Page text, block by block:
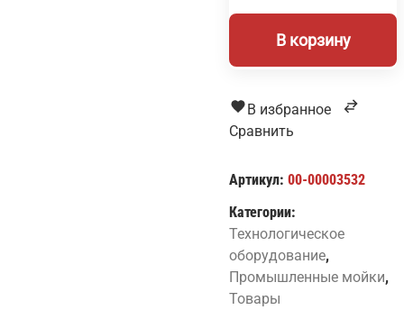
Ванна
моечная
ВДМ-2/1300/500
В корзину
В избранное
Сравнить
Артикул: 00-00003532
Категории:
Технологическое
оборудование,
Промышленные мойки,
Товары